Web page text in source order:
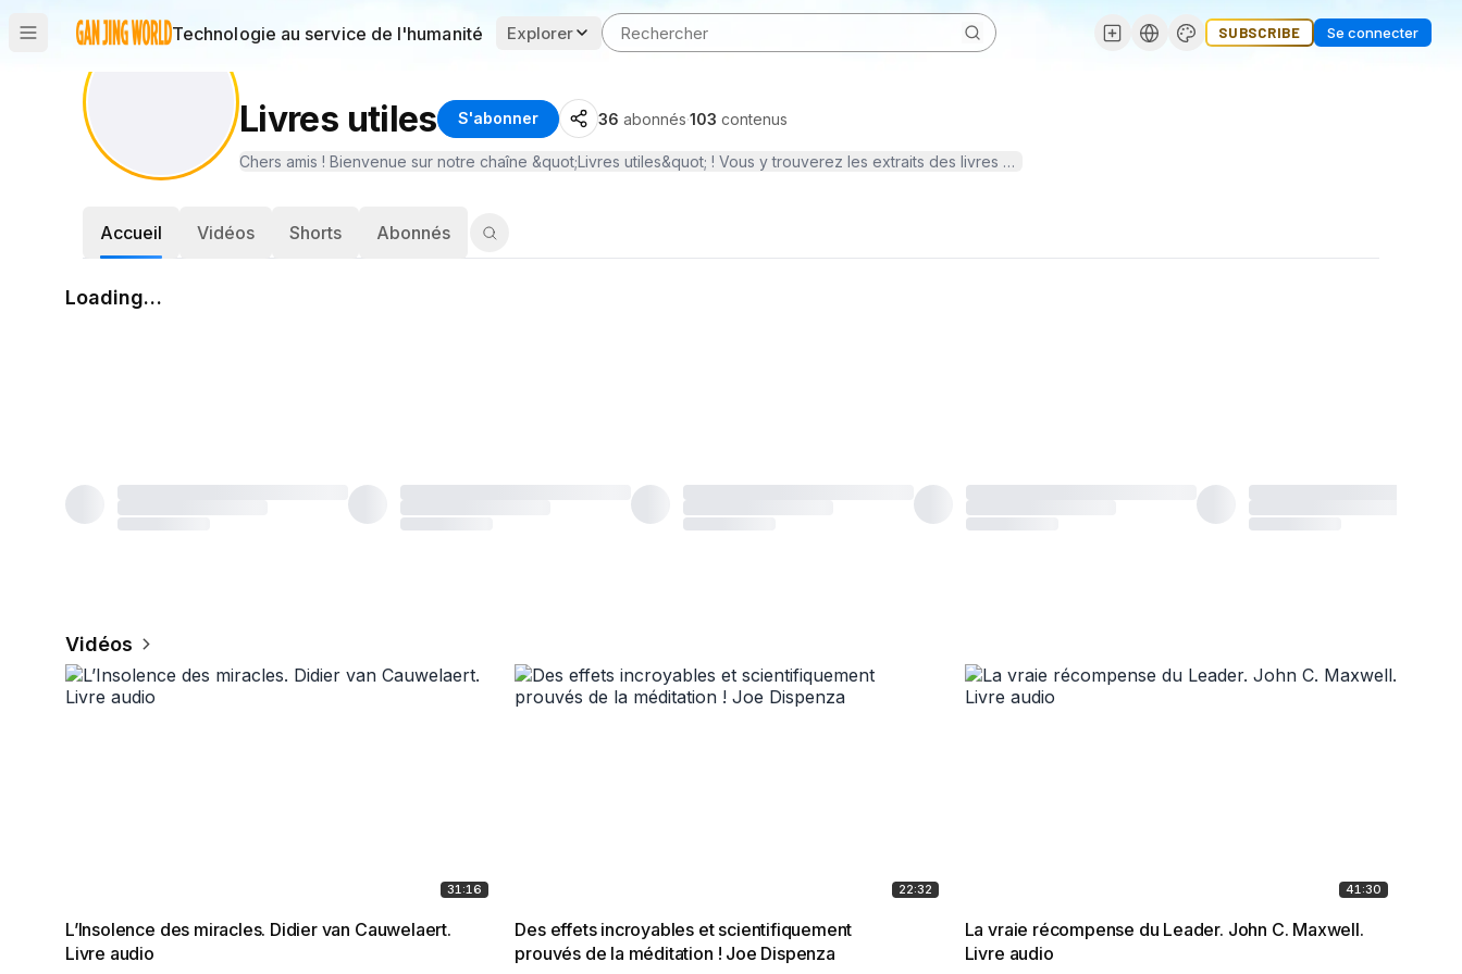
Technologie au service de l'humanité Explorer SUBSCRIBE Se connecter
Livres utiles S'abonner 36 abonnés·103 contenus
Accueil Vidéos Shorts Abonnés
Loading…
Vidéos
31:16
L’Insolence des miracles. Didier van Cauwelaert.
Livre audio
22:32
Des effets incroyables et scientifiquement
prouvés de la méditation ! Joe Dispenza
41:30
La vraie récompense du Leader. John C. Maxwell.
Livre audio